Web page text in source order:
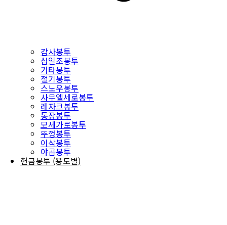
감사봉투
십일조봉투
기타봉투
절기봉투
스노우봉투
사무엘세로봉투
레자크봉투
통장봉투
모세가로봉투
뚜껑봉투
이삭봉투
야곱봉투
헌금봉투 (용도별)